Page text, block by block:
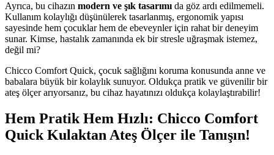
Ayrıca, bu cihazın modern ve şık tasarımıda göz ardı edilmemeli.
Kullanım kolaylığı düşünülerek tasarlanmış, ergonomik yapısı
sayesinde hem çocuklar hem de ebeveynler için rahat bir deneyim
sunar. Kimse, hastalık zamanında ek bir stresle uğraşmak istemez,
değil mi?
Chicco Comfort Quick, çocuk sağlığını koruma konusunda anne ve
babalara büyük bir kolaylık sunuyor. Oldukça pratik ve güvenilir bir
ateş ölçer arıyorsanız, bu cihaz hayatınızı oldukça kolaylaştırabilir!
Hem Pratik Hem Hızlı: Chicco Comfort
Quick Kulaktan Ateş Ölçer ile Tanışın!